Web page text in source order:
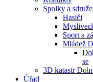
Spolky a
Hasiči
Sport a
Mládež
se
3D katastr
Úřad